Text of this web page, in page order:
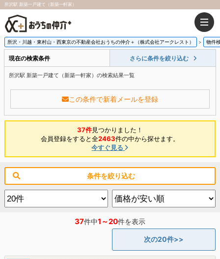
所沢駅 新築一戸建て（新築一軒家）
所沢・川越・東村山・西東京の不動産会社おうちの仲介＋（株式会社アークレスト） 物件
現在の検索条件 さらに条件を絞り込む
所沢駅 新築一戸建て（新築一軒家）の検索結果一覧
この条件で新着メールを登録
37件見つかりました！
会員登録をすると全2463件の中から探せます。
今すぐ見る
条件を絞り込む
37件中1～20件を表示
次の20件>>